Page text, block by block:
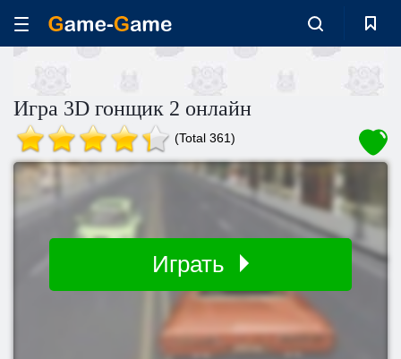
Игра 3D гонщик 2 онлайн
(Total 361)
Играть